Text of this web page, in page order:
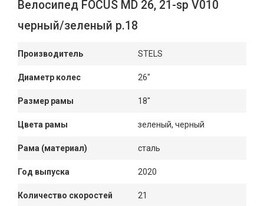
Велосипед FOСUS MD 26, 21-sp V010
черный/зеленый р.18
Производитель STELS
Диаметр колес 26"
Размер рамы 18"
Цвета рамы зеленый, черный
Рама (материал) сталь
Год выпуска 2020
Количество скоростей 21